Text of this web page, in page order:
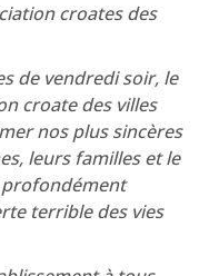
croates des
de vendredi soir, le
croate des villes
nos plus sincères
leurs familles et le
profondément
terrible des vies